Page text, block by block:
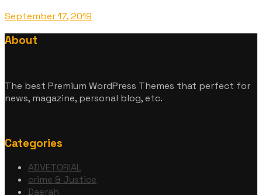
September 17, 2019
About
The best Premium WordPress Themes that perfect for
news, magazine, personal blog, etc.
Categories
ADVETORIAL
crime & Justice
Daerah